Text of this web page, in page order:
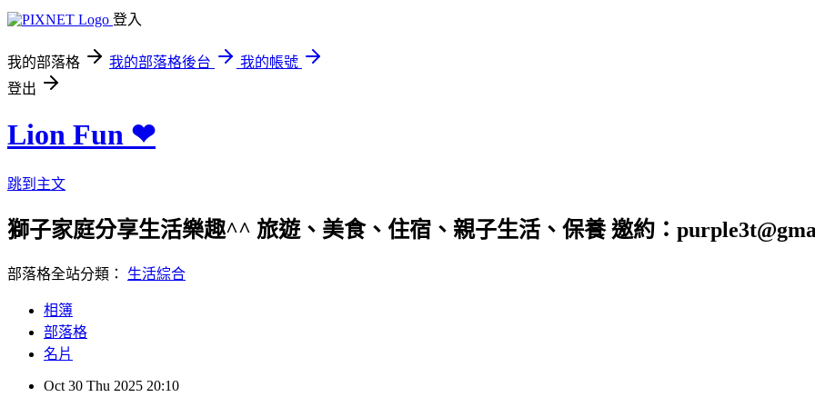
登入
我的部落格 我的部落格後台
我的帳號
登出
Lion Fun ❤
跳到主文
獅子家庭分享生活樂趣^^ 旅遊、美食、住宿、親子生活、保養 邀約：
部落格全站分類： 生活綜合
相簿
部落格
名片
Oct 30 Thu 2025 20:10